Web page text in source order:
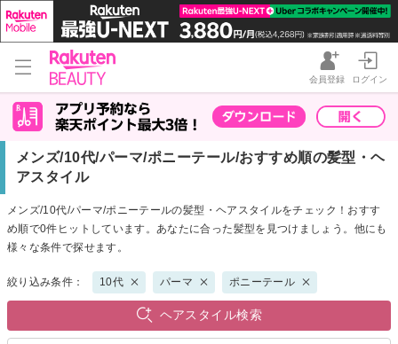
会員登録 ログイン
メンズ/10代/パーマ/ポニーテール/おすすめ順の髪型・ヘ
アスタイル
メンズ/10代/パーマ/ポニーテールの髪型・ヘアスタイルをチェック！おすす
め順で0件ヒットしています。あなたに合った髪型を見つけましょう。他にも
様々な条件で探せます。
絞り込み条件： 10代 パーマ ポニーテール
ヘアスタイル検索